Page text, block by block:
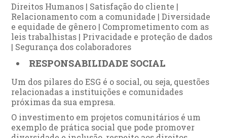
Direitos Humanos | Satisfação do cliente |
Relacionamento com a comunidade | Diversidade
e equidade de gênero | Comprometimento com as
leis trabalhistas | Privacidade e proteção de dados
| Segurança dos colaboradores
RESPONSABILIDADE SOCIAL
Um dos pilares do ESG é o social, ou seja, questões
relacionadas a instituições e comunidades
próximas da sua empresa.
O investimento em projetos comunitários é um
exemplo de prática social que pode promover